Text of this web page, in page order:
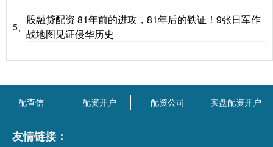
5、
股融贷配资 81年前的进攻，81年后的铁证！9张日军作
战地图见证侵华历史
配查信 配资开户 配资公司 实盘配资开户
友情链接：